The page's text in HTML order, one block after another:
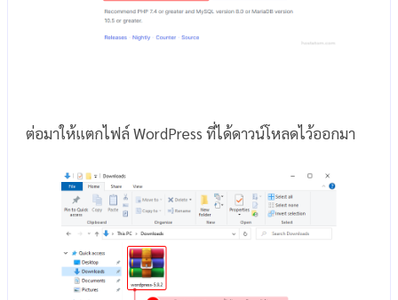
ต่อมาให้แตกไฟล์ WordPress ที่ได้ดาวน์โหลดไว้ออกมา